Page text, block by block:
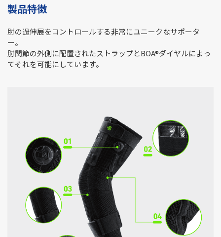
製品特徴
肘の過伸展をコントロールする非常にユニークなサポータ
ー。
肘関節の外側に配置されたストラップとBOA®ダイヤルによっ
てそれを可能にしています。